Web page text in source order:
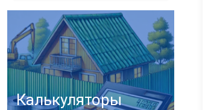
Калькуляторы